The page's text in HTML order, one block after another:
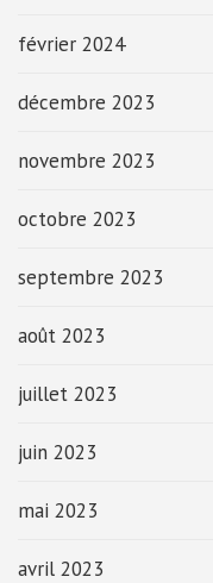
février 2024
décembre 2023
novembre 2023
octobre 2023
septembre 2023
août 2023
juillet 2023
juin 2023
mai 2023
avril 2023